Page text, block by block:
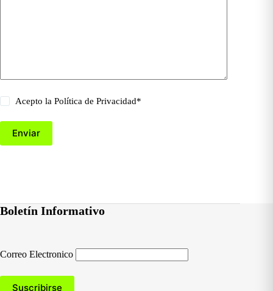
Acepto laPolítica de Privacidad*
Enviar
Boletín Informativo
Correo Electronico